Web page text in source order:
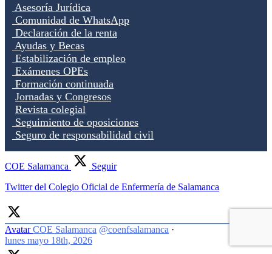
Asesoría Jurídica
Comunidad de WhatsApp
Declaración de la renta
Ayudas y Becas
Estabilización de empleo
Exámenes OPEs
Formación continuada
Jornadas y Congresos
Revista colegial
Seguimiento de oposiciones
Seguro de responsabilidad civil
COE Salamanca
Seguir
Twitter del Colegio Oficial de Enfermería de Salamanca
Avatar COE Salamanca @coenfsalamanca ·
lunes mayo 18th, 2026